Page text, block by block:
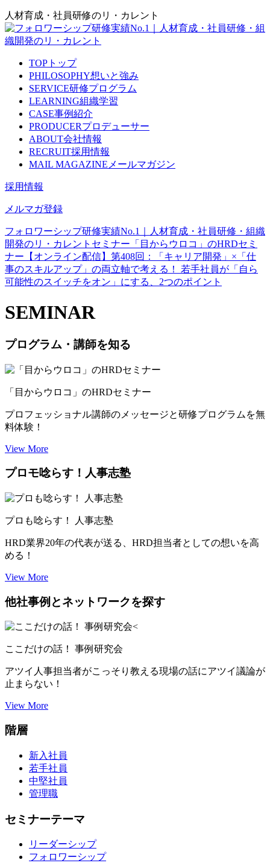
人材育成・社員研修のリ・カレント
TOP トップ
PHILOSOPHY想いと強み
SERVICE研修プログラム
LEARNING組織学習
CASE事例紹介
PRODUCERプロデューサー
ABOUT会社情報
RECRUIT採用情報
MAIL MAGAZINE メールマガジン
採用情報
メルマガ登録
フォロワーシップ研修実績No.1｜人材育成・社員研修・組織
開発のリ・カレント セミナー 「目からウロコ」のHRDセミ
ナー 【オンライン配信】第408回：「キャリア開発」×「仕
事のスキルアップ」の両立軸で考える！ 若手社員が「自ら
可能性のスイッチをオン」にする、2つのポイント
SEMINAR
プログラム・講師を知る
「目からウロコ」のHRDセミナー
プロフェッショナル講師のメッセージと研修プログラムを無
料体験！
View More
プロモ唸らす！人事志塾
プロも唸らす！ 人事志塾
HRD業界20年の代表が送る、HRD担当者としての想いを高
める！
View More
他社事例とネットワークを探す
ここだけの話！ 事例研究会
アツイ人事担当者がこっそり教える現場の話にアツイ議論が
止まらない！
View More
階層
新入社員
若手社員
中堅社員
管理職
セミナーテーマ
リーダーシップ
フォロワーシップ